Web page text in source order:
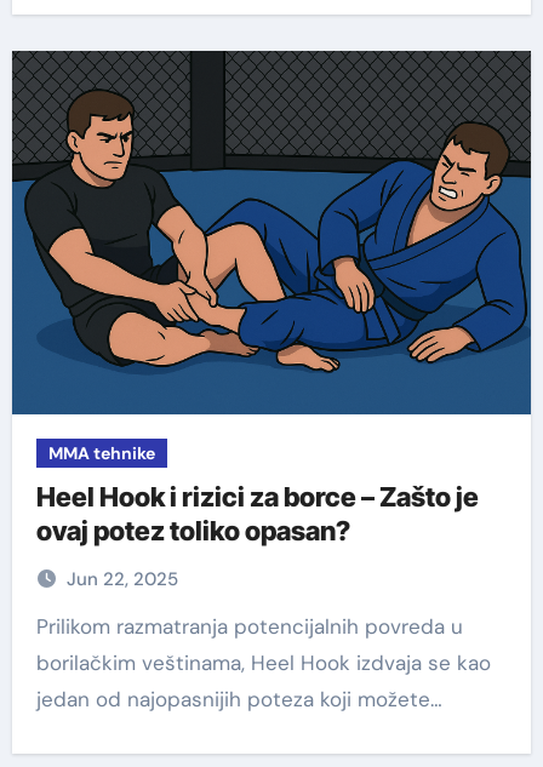
MMA tehnike
Heel Hook i rizici za borce – Zašto je
ovaj potez toliko opasan?
Jun 22, 2025
Prilikom razmatranja potencijalnih povreda u
borilačkim veštinama, Heel Hook izdvaja se kao
jedan od najopasnijih poteza koji možete…